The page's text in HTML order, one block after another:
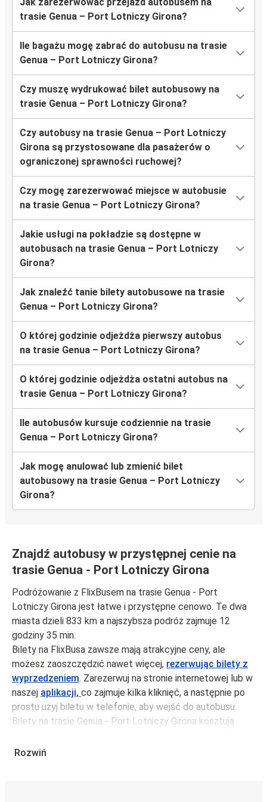
trasie Genua – Port Lotniczy Girona?
Ile bagażu mogę zabrać do autobusu na trasie
Genua – Port Lotniczy Girona?
Czy muszę wydrukować bilet autobusowy na
trasie Genua – Port Lotniczy Girona?
Czy autobusy na trasie Genua – Port Lotniczy
Girona są przystosowane dla pasażerów o
ograniczonej sprawności ruchowej?
Czy mogę zarezerwować miejsce w autobusie
na trasie Genua – Port Lotniczy Girona?
Jakie usługi na pokładzie są dostępne w
autobusach na trasie Genua – Port Lotniczy
Girona?
Jak znaleźć tanie bilety autobusowe na trasie
Genua – Port Lotniczy Girona?
O której godzinie odjeżdża pierwszy autobus
na trasie Genua – Port Lotniczy Girona?
O której godzinie odjeżdża ostatni autobus na
trasie Genua – Port Lotniczy Girona?
Ile autobusów kursuje codziennie na trasie
Genua – Port Lotniczy Girona?
Jak mogę anulować lub zmienić bilet
autobusowy na trasie Genua – Port Lotniczy
Girona?
Znajdź autobusy w przystępnej cenie na
trasie Genua - Port Lotniczy Girona
Podróżowanie z FlixBusem na trasie Genua - Port
Lotniczy Girona jest łatwe i przystępne cenowo. Te dwa
miasta dzieli 833 km a najszybsza podróż zajmuje 12
godziny 35 min.
Bilety na FlixBusa zawsze mają atrakcyjne ceny, ale
możesz zaoszczędzić nawet więcej, rezerwując bilety z
wyprzedzeniem. Zarezerwuj na stronie internetowej lub w
naszej aplikacji, co zajmuje kilka kliknięć, a następnie po
prostu użyj biletu w telefonie, aby wejść do autobusu.
Bilety na trasie Genua - Port Lotniczy Girona kosztują
318,99 zł, jeśli zarezerwujesz z wyprzedzeniem lub w dni
Rozwiń